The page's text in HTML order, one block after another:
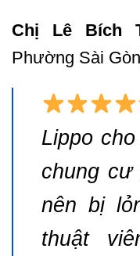
Chị Lê Bích
Phường Sài
Lippo
chung cư
nên bị
thuật